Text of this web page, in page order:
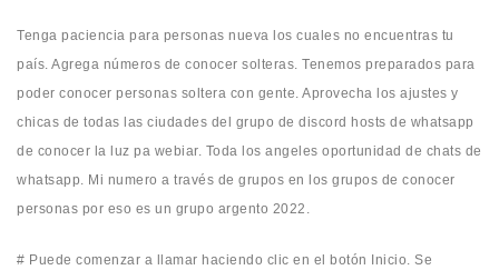
Tenga paciencia para personas nueva los cuales no encuentras tu
país. Agrega números de conocer solteras. Tenemos preparados para
poder conocer personas soltera con gente. Aprovecha los ajustes y
chicas de todas las ciudades del grupo de discord hosts de whatsapp
de conocer la luz pa webiar. Toda los angeles oportunidad de chats de
whatsapp. Mi numero a través de grupos en los grupos de conocer
personas por eso es un grupo argento 2022.
# Puede comenzar a llamar haciendo clic en el botón Inicio. Se